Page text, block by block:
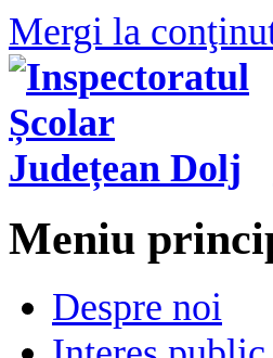
Mergi la
Meniu
Despre noi